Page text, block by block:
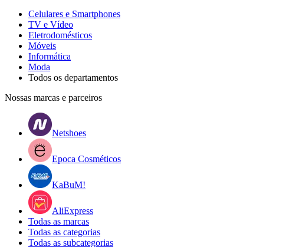
Celulares e Smartphones
TV e Vídeo
Eletrodomésticos
Móveis
Informática
Moda
Todos os departamentos
Nossas marcas e parceiros
Netshoes
Epoca Cosméticos
KaBuM!
AliExpress
Todas as marcas
Todas as categorias
Todas as subcategorias